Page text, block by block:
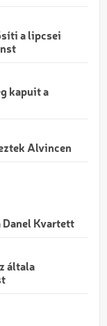
a lipcsei
kapuit a
Alvincen
Danel Kvartett
általa